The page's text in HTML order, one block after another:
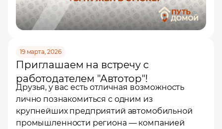
19 марта, 2026
Приглашаем на встречу с
работодателем "Автотор"!
Друзья, у вас есть отличная возможность
лично познакомиться с одним из
крупнейших предприятий автомобильной
промышленности региона — компанией